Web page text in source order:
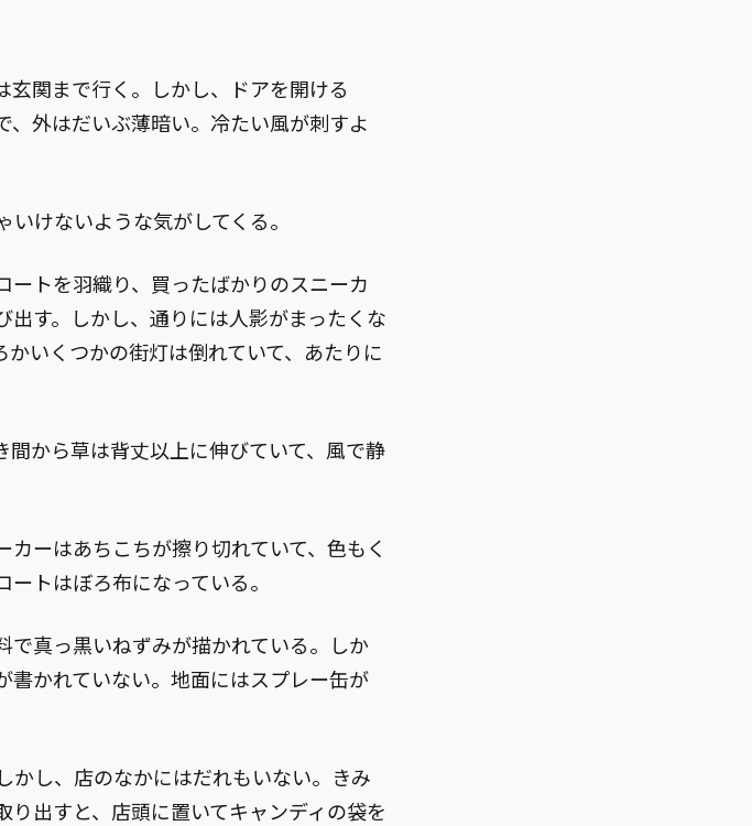
関まで行く。しかし、ドアを開ける
、外はだいぶ薄暗い。冷たい風が刺すよ
けないような気がしてくる。
トを羽織り、買ったばかりのスニーカ
す。しかし、通りには人影がまったくな
いくつかの街灯は倒れていて、あたりに
から草は背丈以上に伸びていて、風で静
ーはあちこちが擦り切れていて、色もく
トはぼろ布になっている。
真っ黒いねずみが描かれている。しか
書かれていない。地面にはスプレー缶が
し、店のなかにはだれもいない。きみ
出すと、店頭に置いてキャンディの袋を